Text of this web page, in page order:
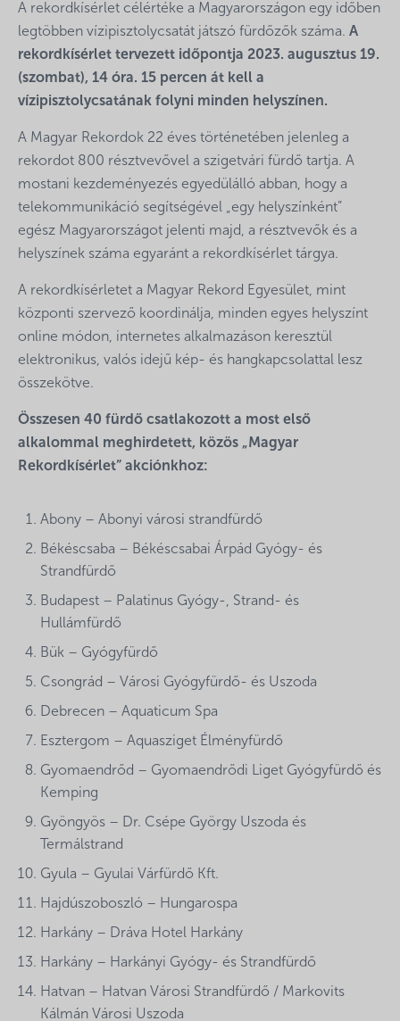
A rekordkísérlet célértéke a Magyarországon egy időben
legtöbben vízipisztolycsatát játszó fürdőzők száma. A
rekordkísérlet tervezett időpontja 2023. augusztus 19.
(szombat), 14 óra. 15 percen át kell a
vízipisztolycsatának folyni minden helyszínen.
A Magyar Rekordok 22 éves történetében jelenleg a
rekordot 800 résztvevővel a szigetvári fürdő tartja. A
mostani kezdeményezés egyedülálló abban, hogy a
telekommunikáció segítségével „egy helyszínként”
egész Magyarországot jelenti majd, a résztvevők és a
helyszínek száma egyaránt a rekordkísérlet tárgya.
A rekordkísérletet a Magyar Rekord Egyesület, mint
központi szervező koordinálja, minden egyes helyszínt
online módon, internetes alkalmazáson keresztül
elektronikus, valós idejű kép- és hangkapcsolattal lesz
összekötve.
Összesen 40 fürdő csatlakozott a most első
alkalommal meghirdetett, közös „Magyar
Rekordkísérlet” akciónkhoz:
Abony – Abonyi városi strandfürdő
Békéscsaba – Békéscsabai Árpád Gyógy- és
Strandfürdő
Budapest – Palatinus Gyógy-, Strand- és
Hullámfürdő
Bük – Gyógyfürdő
Csongrád – Városi Gyógyfürdő- és Uszoda
Debrecen – Aquaticum Spa
Esztergom – Aquasziget Élményfürdő
Gyomaendrőd – Gyomaendrődi Liget Gyógyfürdő és
Kemping
Gyöngyös – Dr. Csépe György Uszoda és
Termálstrand
Gyula – Gyulai Várfürdő Kft.
Hajdúszoboszló – Hungarospa
Harkány – Dráva Hotel Harkány
Harkány – Harkányi Gyógy- és Strandfürdő
Hatvan – Hatvan Városi Strandfürdő / Markovits
Kálmán Városi Uszoda